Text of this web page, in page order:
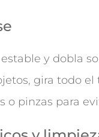
y dobla
gira todo
o pinzas para